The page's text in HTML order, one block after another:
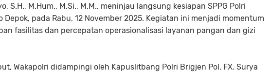
S.H., M.Hum., M.Si., M.M., meninjau langsung kesiapan SPPG Polri
Depok, pada Rabu, 12 November 2025. Kegiatan ini menjadi momentum
fasilitas dan percepatan operasionalisasi layanan pangan dan gizi
Wakapolri didampingi oleh Kapuslitbang Polri Brigjen Pol. FX. Surya